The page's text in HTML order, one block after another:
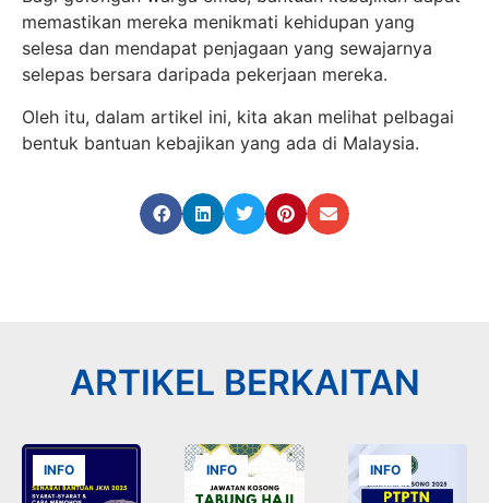
memastikan mereka menikmati kehidupan yang
selesa dan mendapat penjagaan yang sewajarnya
selepas bersara daripada pekerjaan mereka.
Oleh itu, dalam artikel ini, kita akan melihat pelbagai
bentuk bantuan kebajikan yang ada di Malaysia.
ARTIKEL BERKAITAN
INFO INFO INFO